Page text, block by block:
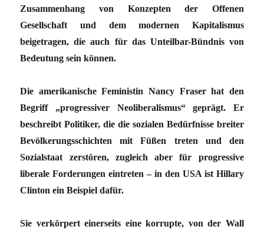
Zusammenhang von Konzepten der Offenen
Gesellschaft und dem modernen Kapitalismus
beigetragen, die auch für das Unteilbar-Bündnis von
Bedeutung sein können.
Die amerikanische Feministin Nancy Fraser hat den
Begriff „progressiver Neoliberalismus“ geprägt. Er
beschreibt Politiker, die die sozialen Bedürfnisse breiter
Bevölkerungsschichten mit Füßen treten und den
Sozialstaat zerstören, zugleich aber für progressive
liberale Forderungen eintreten – in den USA ist Hillary
Clinton ein Beispiel dafür.
Sie verkörpert einerseits eine korrupte, von der Wall